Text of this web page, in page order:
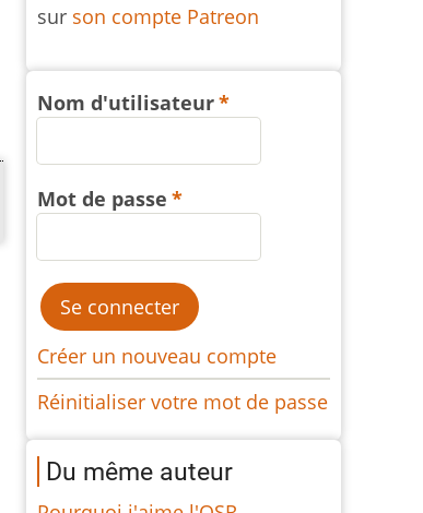
sur son compte Patreon
Nom d'utilisateur
Mot de passe
Créer un nouveau compte
Réinitialiser votre mot de passe
Du même auteur